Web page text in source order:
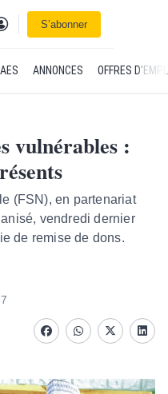
connecterS’abonner
AES ANNONCES OFFRES
vulnérables :
(FSN), en partenariat
vendredi dernier
de remise de dons.
FacebookwhatsappTwitter